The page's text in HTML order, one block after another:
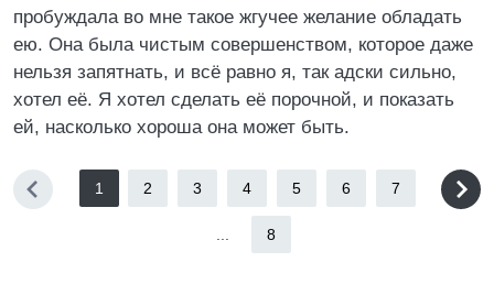
пробуждала во мне такое жгучее желание обладать
ею. Она была чистым совершенством, которое даже
нельзя запятнать, и всё равно я, так адски сильно,
хотел её. Я хотел сделать её порочной, и показать
ей, насколько хороша она может быть.
1 2 3 4 5 6 7
8